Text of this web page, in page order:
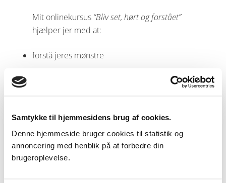
Samtykke til hjemmesidens brug af cookies.
Denne hjemmeside bruger cookies til statistik og
annoncering med henblik på at forbedre din
brugeroplevelse.
Mit onlinekursus “Bliv set, hørt og forstået”
hjælper jer med at:
forstå jeres mønstre
Se onlinekurset her
Et trygt rum til ærlig